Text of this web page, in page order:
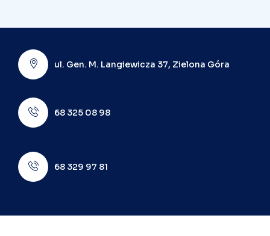
ul. Gen. M. Langiewicza 37, Zielona Góra
68 325 08 98
68 329 97 81